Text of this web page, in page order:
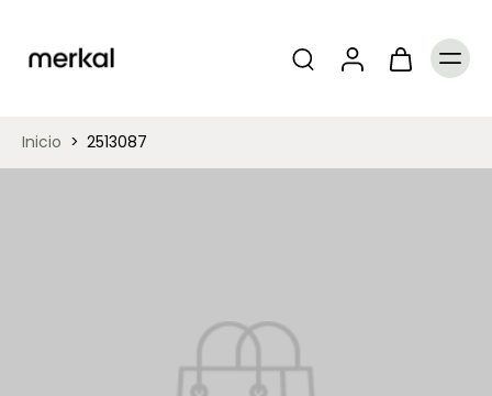
Inicio > 2513087